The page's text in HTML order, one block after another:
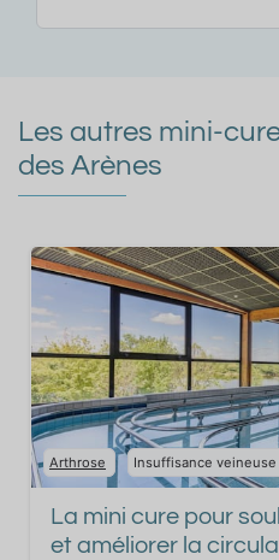
Les autres mini-
des Arènes
Arthrose Insuffisance veineuse
La mini cure pour
et améliorer la